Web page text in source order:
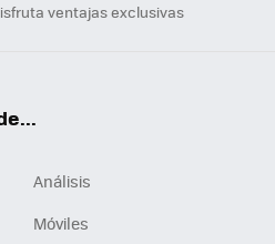
ventajas exclusivas
Análisis
Móviles